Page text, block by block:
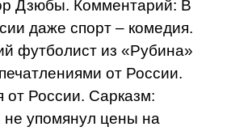
Дзюбы. Комментарий: В
даже спорт – комедия.
футболист из «Рубина»
от России.
от России. Сарказм:
упомянул цены на